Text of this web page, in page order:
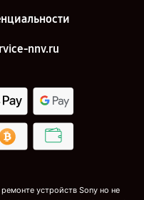
nnv.ru
устройств Sony но не